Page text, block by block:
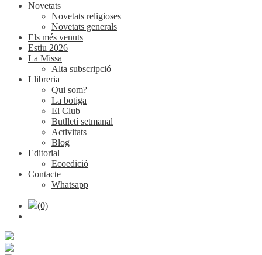
Novetats
Novetats religioses
Novetats generals
Els més venuts
Estiu 2026
La Missa
Alta subscripció
Llibreria
Qui som?
La botiga
El Club
Butlletí setmanal
Activitats
Blog
Editorial
Ecoedició
Contacte
Whatsapp
(0)